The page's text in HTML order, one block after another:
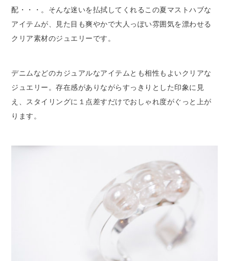
配・・・。そんな迷いを払拭してくれるこの夏マストハブな
アイテムが、見た目も爽やかで大人っぽい雰囲気を漂わせる
クリア素材のジュエリーです。
デニムなどのカジュアルなアイテムとも相性もよいクリアな
ジュエリー。存在感がありながらすっきりとした印象に見
え、スタイリングに１点差すだけでおしゃれ度がぐっと上が
ります。